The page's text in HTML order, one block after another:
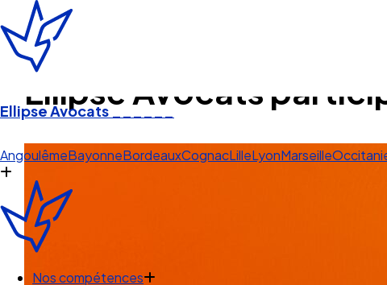
Ellipse Avocats ______
Lill
Angoulême
Ellipse Avocats